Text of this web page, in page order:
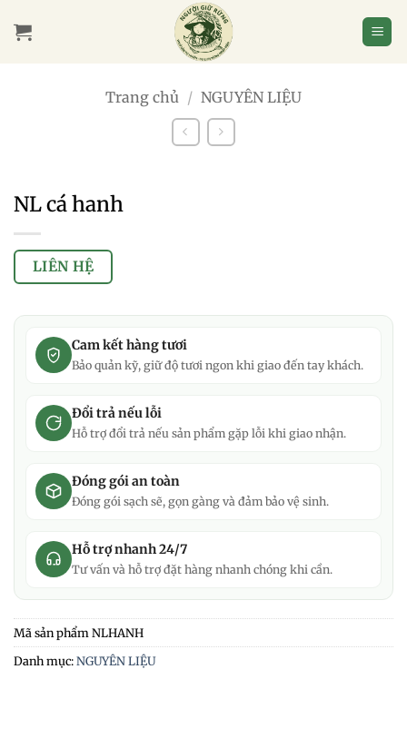
qua
Trang chủ / NGUYÊN LIỆU
NL cá hanh
LIÊN HỆ
Cam kết hàng tươi
Bảo quản kỹ, giữ độ tươi ngon khi giao đến tay khách.
Đổi trả nếu lỗi
Hỗ trợ đổi trả nếu sản phẩm gặp lỗi khi giao nhận.
Đóng gói an toàn
Đóng gói sạch sẽ, gọn gàng và đảm bảo vệ sinh.
Hỗ trợ nhanh 24/7
Tư vấn và hỗ trợ đặt hàng nhanh chóng khi cần.
Mã sản phẩm NLHANH
Danh mục:NGUYÊN LIỆU